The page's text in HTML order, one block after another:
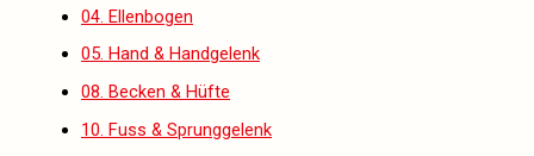
04. Ellenbogen
05. Hand & Handgelenk
08. Becken & Hüfte
10. Fuss & Sprunggelenk